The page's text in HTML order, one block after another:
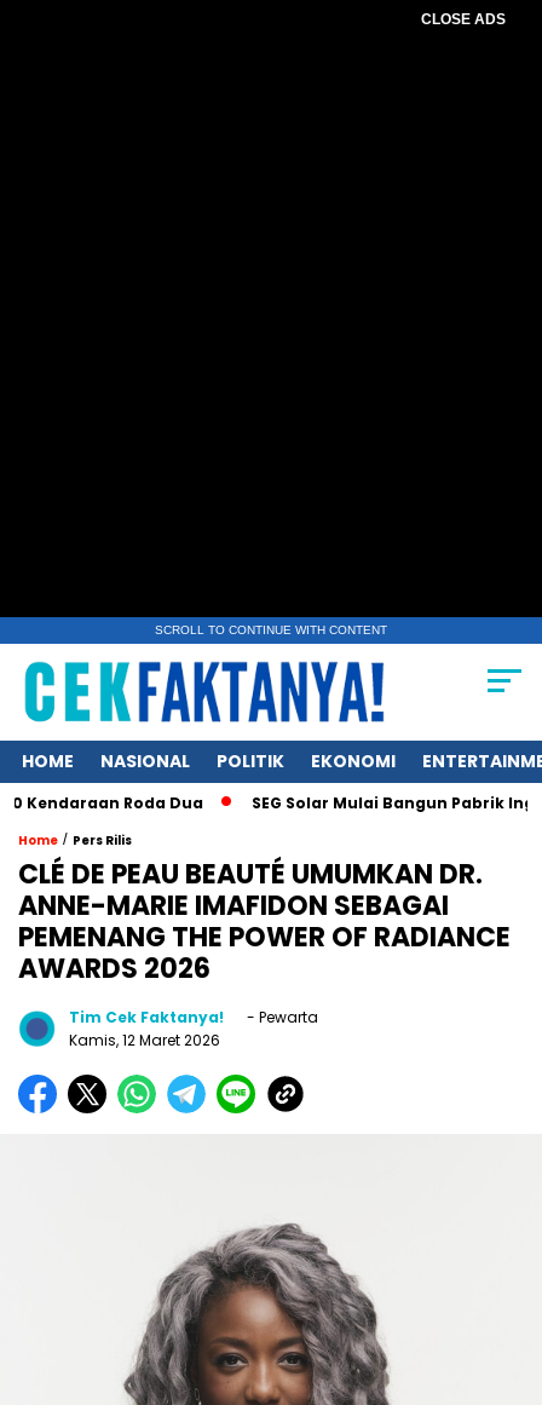
CLOSE ADS
SCROLL TO CONTINUE WITH CONTENT
HOME NASIONAL POLITIK EKONOMI
Roda Dua SEG Solar Mulai Bangun Pabrik Ingot dan
Home / Pers Rilis
CLÉ DE PEAU BEAUTÉ UMUMKAN DR.
ANNE-MARIE IMAFIDON SEBAGAI
PEMENANG THE POWER OF RADIANCE
AWARDS 2026
Tim Cek Faktanya!
- Pewarta
Kamis, 12 Maret 2026